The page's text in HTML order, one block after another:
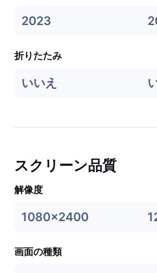
2023
折りたたみ
いいえ
スクリーン品質
解像度
1080x2400
画面の種類